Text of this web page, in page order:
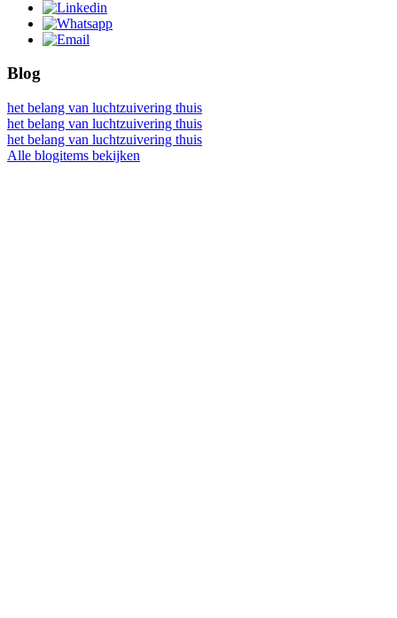
Blog
het belang van luchtzuivering thuis
het belang van luchtzuivering thuis
het belang van luchtzuivering thuis
Alle blogitems bekijken